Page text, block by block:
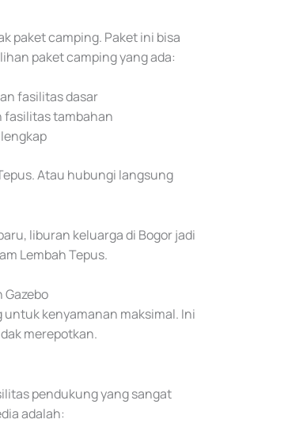
paket camping. Paket ini bisa
paket camping yang ada:
fasilitas dasar
fasilitas tambahan
Atau hubungi langsung
liburan keluarga di Bogor jadi
Lembah Tepus.
kenyamanan maksimal. Ini
merepotkan.
pendukung yang sangat
adalah: